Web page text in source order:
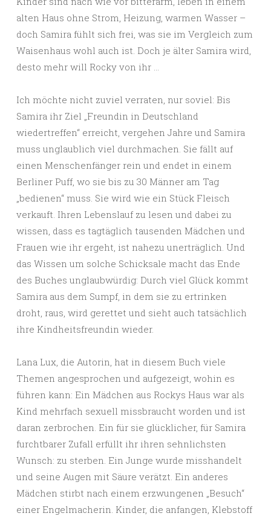
alten Haus ohne Strom, Heizung, warmen Wasser –
doch Samira fühlt sich frei, was sie im Vergleich zum
Waisenhaus wohl auch ist. Doch je älter Samira wird,
desto mehr will Rocky von ihr …
Ich möchte nicht zuviel verraten, nur soviel: Bis
Samira ihr Ziel „Freundin in Deutschland
wiedertreffen“ erreicht, vergehen Jahre und Samira
muss unglaublich viel durchmachen. Sie fällt auf
einen Menschenfänger rein und endet in einem
Berliner Puff, wo sie bis zu 30 Männer am Tag
„bedienen“ muss. Sie wird wie ein Stück Fleisch
verkauft. Ihren Lebenslauf zu lesen und dabei zu
wissen, dass es tagtäglich tausenden Mädchen und
Frauen wie ihr ergeht, ist nahezu unerträglich. Und
das Wissen um solche Schicksale macht das Ende
des Buches unglaubwürdig: Durch viel Glück kommt
Samira aus dem Sumpf, in dem sie zu ertrinken
droht, raus, wird gerettet und sieht auch tatsächlich
ihre Kindheitsfreundin wieder.
Lana Lux, die Autorin, hat in diesem Buch viele
Themen angesprochen und aufgezeigt, wohin es
führen kann: Ein Mädchen aus Rockys Haus war als
Kind mehrfach sexuell missbraucht worden und ist
daran zerbrochen. Ein für sie glücklicher, für Samira
furchtbarer Zufall erfüllt ihr ihren sehnlichsten
Wunsch: zu sterben. Ein Junge wurde misshandelt
und seine Augen mit Säure verätzt. Ein anderes
Mädchen stirbt nach einem erzwungenen „Besuch“
einer Engelmacherin. Kinder, die anfangen, Klebstoff